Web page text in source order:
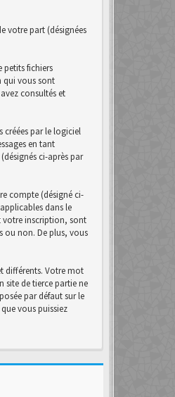
votre part (désignées
petits fichiers
qui vous sont
consultés et
créées par le logiciel
en tant
ci-après par
compte (désigné ci-
dans le
votre inscription, sont
ou non. De plus, vous
différents. Votre mot
site de tierce partie ne
par défaut sur le
vous puissiez